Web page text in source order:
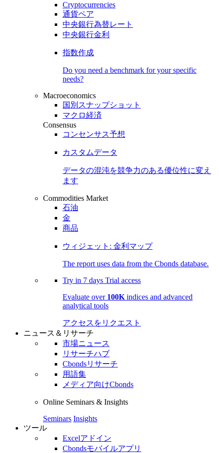
Cryptocurrencies
通貨ペア
中央銀行為替レート
中央銀行金利
指数作成
Do you need a benchmark for your specific
needs?
Macroeconomics
国別スナップショット
マクロ経済
Consensus
コンセンサス予想
カスタムデータ
データの混沌を競争力のある優位性に変え
ます
Commodities Market
石油
金
商品
ウィジェット: 金利マップ
The report uses data from the Cbonds database.
Try in 7 days Trial access
Evaluate over 100K indices and advanced
analytical tools
アクセスをリクエスト
ニュース＆リサーチ
市場ニュース
リサーチハブ
Cbondsリサーチ
用語集
メディア向けCbonds
Online Seminars & Insights
Seminars Insights
ツール
Excelアドイン
Cbondsモバイルアプリ